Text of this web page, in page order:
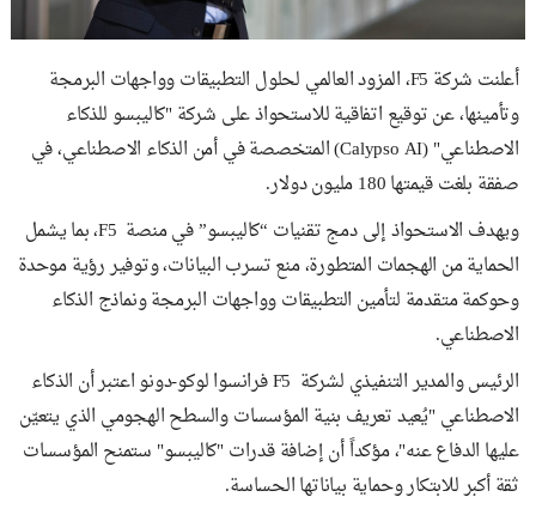
أعلنت شركة F5، المزود العالمي لحلول التطبيقات وواجهات البرمجة
وتأمينها، عن توقيع اتفاقية للاستحواذ على شركة "كاليبسو للذكاء
الاصطناعي" (Calypso AI) المتخصصة في أمن الذكاء الاصطناعي، في
صفقة بلغت قيمتها 180 مليون دولار.
ويهدف الاستحواذ إلى دمج تقنيات “كاليبسو” في منصة F5، بما يشمل
الحماية من الهجمات المتطورة، منع تسرب البيانات، وتوفير رؤية موحدة
وحوكمة متقدمة لتأمين التطبيقات وواجهات البرمجة ونماذج الذكاء
الاصطناعي.
الرئيس والمدير التنفيذي لشركة F5 فرانسوا لوكو-دونو اعتبر أن الذكاء
الاصطناعي "يُعيد تعريف بنية المؤسسات والسطح الهجومي الذي يتعيّن
عليها الدفاع عنه"، مؤكداً أن إضافة قدرات "كاليبسو" ستمنح المؤسسات
ثقة أكبر للابتكار وحماية بياناتها الحساسة.